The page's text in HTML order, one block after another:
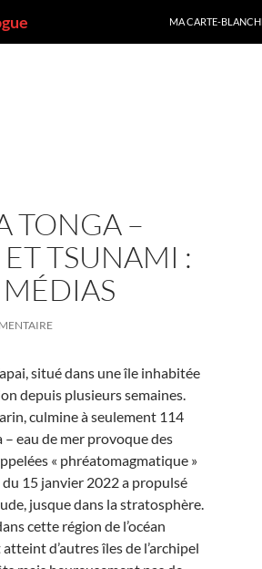
MA CARTE-
TONGA –
TSUNAMI :
situé dans une île inhabitée
depuis plusieurs semaines.
culmine à seulement 114
– eau de mer provoque des
« phréatomagmatique »
du 15 janvier 2022 a propulsé
jusque dans la stratosphère.
cette région de l’océan
d’autres îles de l’archipel